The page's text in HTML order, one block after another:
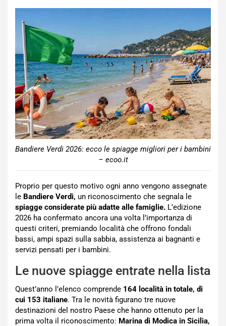
Bandiere Verdi 2026: ecco le spiagge migliori per i bambini
– ecoo.it
Proprio per questo motivo ogni anno vengono assegnate
le Bandiere Verdi, un riconoscimento che segnala le
spiagge considerate più adatte alle famiglie. L’edizione
2026 ha confermato ancora una volta l’importanza di
questi criteri, premiando località che offrono fondali
bassi, ampi spazi sulla sabbia, assistenza ai bagnanti e
servizi pensati per i bambini.
Le nuove spiagge entrate nella lista
Quest’anno l’elenco comprende 164 località in totale, di
cui 153 italiane. Tra le novità figurano tre nuove
destinazioni del nostro Paese che hanno ottenuto per la
prima volta il riconoscimento: Marina di Modica in Sicilia,